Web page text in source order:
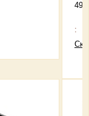
490
: